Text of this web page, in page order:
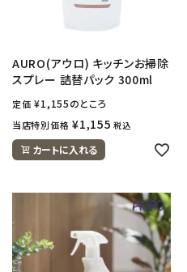
AURO(アウロ) キッチンお掃除
スプレー 詰替パック 300ml
定価 ¥1,155のところ
当店特別価格 ¥1,155 税込
カートに入れる